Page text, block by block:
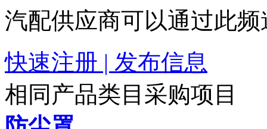
汽配供应商可以通过此
快速注册 | 发布信息
相同产品类目采购项目